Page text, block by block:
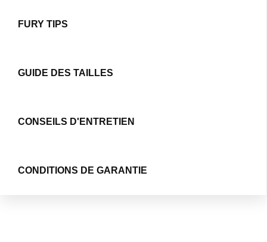
FURY TIPS
GUIDE DES TAILLES
CONSEILS D'ENTRETIEN
CONDITIONS DE GARANTIE